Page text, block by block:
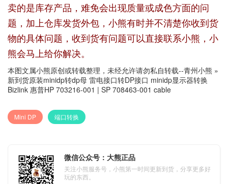
卖的是库存产品，难免会出现质量或成色方面的问
题，加上仓库发货外包，小熊有时并不清楚你收到货
物的具体问题，收到货有问题可以直接联系小熊，小
熊会马上给你解决。
本图文属小熊原创或转载整理，未经允许请勿私自转载--青州小熊 »
新到货原装minidp转dp母 雷电接口转DP接口 minidp显示器转换
Bizlink 惠普HP 703216-001 | SP 708463-001 cable
Mini DP 端口转换
微信公众号：大熊正品
关注小熊服务号，小熊第一时间更新到货，分享更多好
玩的东西。